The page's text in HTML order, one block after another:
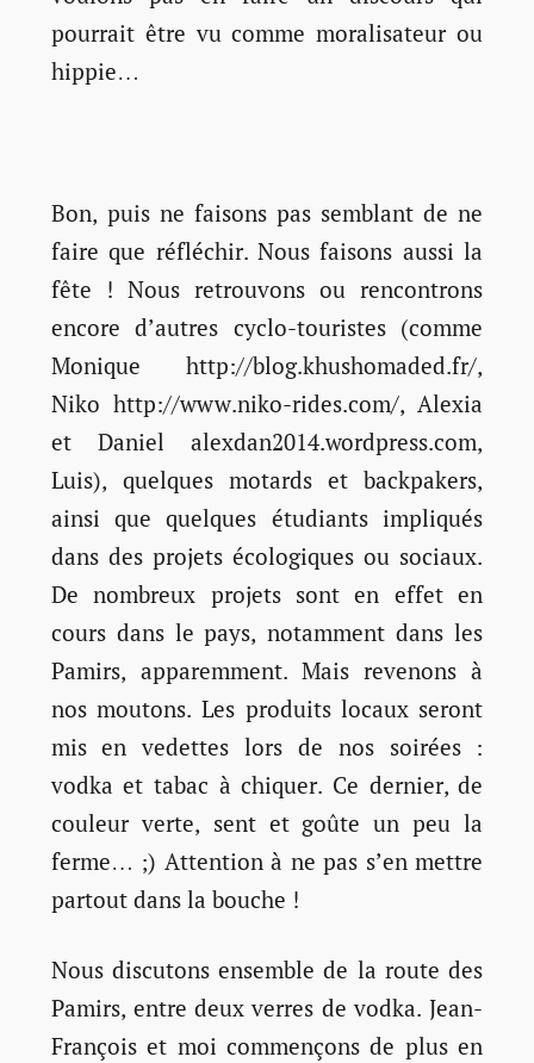
pourrait être vu comme moralisateur ou
hippie…
Bon, puis ne faisons pas semblant de ne
faire que réfléchir. Nous faisons aussi la
fête ! Nous retrouvons ou rencontrons
encore d’autres cyclo-touristes (comme
Monique http://blog.khushomaded.fr/,
Niko http://www.niko-rides.com/, Alexia
et Daniel alexdan2014.wordpress.com,
Luis), quelques motards et backpakers,
ainsi que quelques étudiants impliqués
dans des projets écologiques ou sociaux.
De nombreux projets sont en effet en
cours dans le pays, notamment dans les
Pamirs, apparemment. Mais revenons à
nos moutons. Les produits locaux seront
mis en vedettes lors de nos soirées :
vodka et tabac à chiquer. Ce dernier, de
couleur verte, sent et goûte un peu la
ferme… ;) Attention à ne pas s’en mettre
partout dans la bouche !
Nous discutons ensemble de la route des
Pamirs, entre deux verres de vodka. Jean-
François et moi commençons de plus en